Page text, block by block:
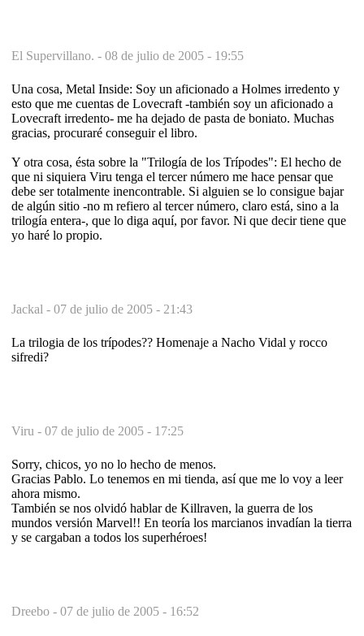
El Supervillano. - 08 de julio de 2005 - 19:55
Una cosa, Metal Inside: Soy un aficionado a Holmes irredento y
esto que me cuentas de Lovecraft -también soy un aficionado a
Lovecraft irredento- me ha dejado de pasta de boniato. Muchas
gracias, procuraré conseguir el libro.
Y otra cosa, ésta sobre la "Trilogía de los Trípodes": El hecho de
que ni siquiera Viru tenga el tercer número me hace pensar que
debe ser totalmente inencontrable. Si alguien se lo consigue bajar
de algún sitio -no m refiero al tercer número, claro está, sino a la
trilogía entera-, que lo diga aquí, por favor. Ni que decir tiene que
yo haré lo propio.
Jackal - 07 de julio de 2005 - 21:43
La trilogia de los trípodes?? Homenaje a Nacho Vidal y rocco
sifredi?
Viru - 07 de julio de 2005 - 17:25
Sorry, chicos, yo no lo hecho de menos.
Gracias Pablo. Lo tenemos en mi tienda, así que me lo voy a leer
ahora mismo.
También se nos olvidó hablar de Killraven, la guerra de los
mundos versión Marvel!! En teoría los marcianos invadían la tierra
y se cargaban a todos los superhéroes!
Dreebo - 07 de julio de 2005 - 16:52